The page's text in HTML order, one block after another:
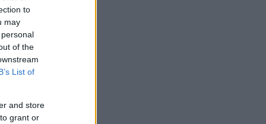
to
may
of the
List of
and store
grant or